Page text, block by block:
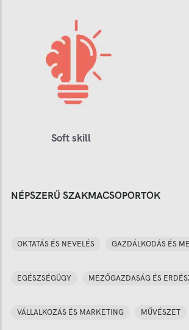
Soft skill
NÉPSZERŰ SZAKMACSOPORTOK
OKTATÁS ÉS NEVELÉS GAZDÁLKODÁS ÉS
EGÉSZSÉGÜGY MEZŐGAZDASÁG ÉS
VÁLLALKOZÁS ÉS MARKETING MŰVÉSZET